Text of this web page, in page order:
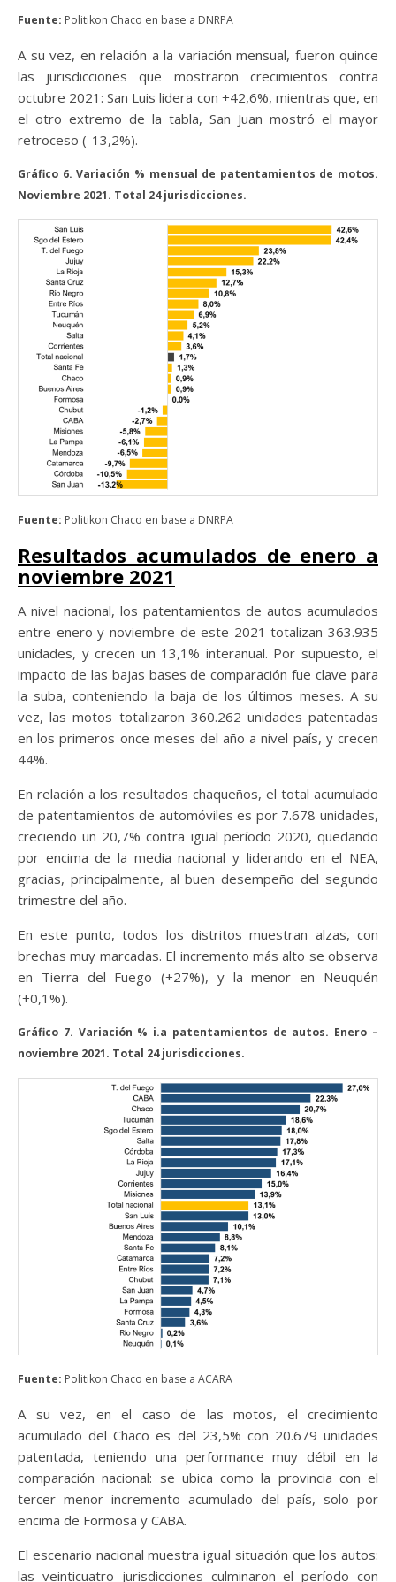
Fuente: Politikon Chaco en base a DNRPA
A su vez, en relación a la variación mensual, fueron quince
las jurisdicciones que mostraron crecimientos contra
octubre 2021: San Luis lidera con +42,6%, mientras que, en
el otro extremo de la tabla, San Juan mostró el mayor
retroceso (-13,2%).
Gráfico 6. Variación % mensual de patentamientos de motos.
Noviembre 2021. Total 24 jurisdicciones.
Fuente: Politikon Chaco en base a DNRPA
Resultados acumulados de enero a
noviembre 2021
A nivel nacional, los patentamientos de autos acumulados
entre enero y noviembre de este 2021 totalizan 363.935
unidades, y crecen un 13,1% interanual. Por supuesto, el
impacto de las bajas bases de comparación fue clave para
la suba, conteniendo la baja de los últimos meses. A su
vez, las motos totalizaron 360.262 unidades patentadas
en los primeros once meses del año a nivel país, y crecen
44%.
En relación a los resultados chaqueños, el total acumulado
de patentamientos de automóviles es por 7.678 unidades,
creciendo un 20,7% contra igual período 2020, quedando
por encima de la media nacional y liderando en el NEA,
gracias, principalmente, al buen desempeño del segundo
trimestre del año.
En este punto, todos los distritos muestran alzas, con
brechas muy marcadas. El incremento más alto se observa
en Tierra del Fuego (+27%), y la menor en Neuquén
(+0,1%).
Gráfico 7. Variación % i.a patentamientos de autos. Enero –
noviembre 2021. Total 24 jurisdicciones.
Fuente: Politikon Chaco en base a ACARA
A su vez, en el caso de las motos, el crecimiento
acumulado del Chaco es del 23,5% con 20.679 unidades
patentada, teniendo una performance muy débil en la
comparación nacional: se ubica como la provincia con el
tercer menor incremento acumulado del país, solo por
encima de Formosa y CABA.
El escenario nacional muestra igual situación que los autos:
las veinticuatro jurisdicciones culminaron el período con